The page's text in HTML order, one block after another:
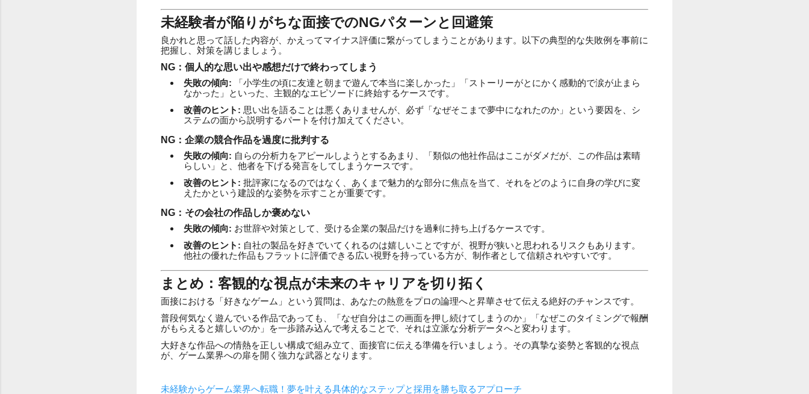
未経験者が陥りがちな面接でのNGパターンと回避策
良かれと思って話した内容が、かえってマイナス評価に繋がってしまうことがあります。以下の典型的な失敗例を事前に
把握し、対策を講じましょう。
NG：個人的な思い出や感想だけで終わってしまう
失敗の傾向: 「小学生の頃に友達と朝まで遊んで本当に楽しかった」「ストーリーがとにかく感動的で涙が止まら
なかった」といった、主観的なエピソードに終始するケースです。
改善のヒント: 思い出を語ることは悪くありませんが、必ず「なぜそこまで夢中になれたのか」という要因を、シ
ステムの面から説明するパートを付け加えてください。
NG：企業の競合作品を過度に批判する
失敗の傾向: 自らの分析力をアピールしようとするあまり、「類似の他社作品はここがダメだが、この作品は素晴
らしい」と、他者を下げる発言をしてしまうケースです。
改善のヒント: 批評家になるのではなく、あくまで魅力的な部分に焦点を当て、それをどのように自身の学びに変
えたかという建設的な姿勢を示すことが重要です。
NG：その会社の作品しか褒めない
失敗の傾向: お世辞や対策として、受ける企業の製品だけを過剰に持ち上げるケースです。
改善のヒント: 自社の製品を好きでいてくれるのは嬉しいことですが、視野が狭いと思われるリスクもあります。
他社の優れた作品もフラットに評価できる広い視野を持っている方が、制作者として信頼されやすいです。
まとめ：客観的な視点が未来のキャリアを切り拓く
面接における「好きなゲーム」という質問は、あなたの熱意をプロの論理へと昇華させて伝える絶好のチャンスです。
普段何気なく遊んでいる作品であっても、「なぜ自分はこの画面を押し続けてしまうのか」「なぜこのタイミングで報酬
がもらえると嬉しいのか」を一歩踏み込んで考えることで、それは立派な分析データへと変わります。
大好きな作品への情熱を正しい構成で組み立て、面接官に伝える準備を行いましょう。その真摯な姿勢と客観的な視点
が、ゲーム業界への扉を開く強力な武器となります。
未経験からゲーム業界へ転職！夢を叶える具体的なステップと採用を勝ち取るアプローチ